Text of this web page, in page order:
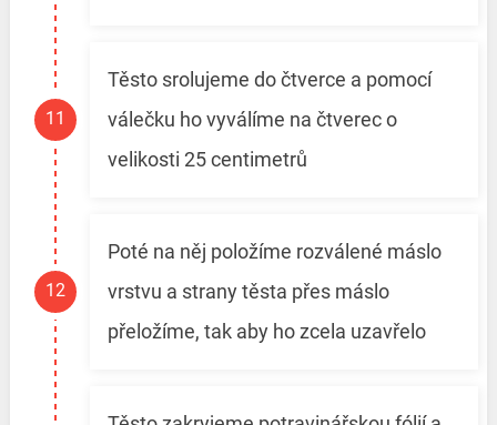
Těsto srolujeme do čtverce a pomocí
válečku ho vyválíme na čtverec o
velikosti 25 centimetrů
Poté na něj položíme rozválené máslo
vrstvu a strany těsta přes máslo
přeložíme, tak aby ho zcela uzavřelo